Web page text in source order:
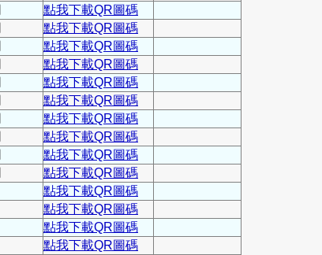
點我下載QR圖碼
點我下載QR圖碼
點我下載QR圖碼
點我下載QR圖碼
點我下載QR圖碼
點我下載QR圖碼
點我下載QR圖碼
點我下載QR圖碼
點我下載QR圖碼
點我下載QR圖碼
點我下載QR圖碼
點我下載QR圖碼
點我下載QR圖碼
點我下載QR圖碼